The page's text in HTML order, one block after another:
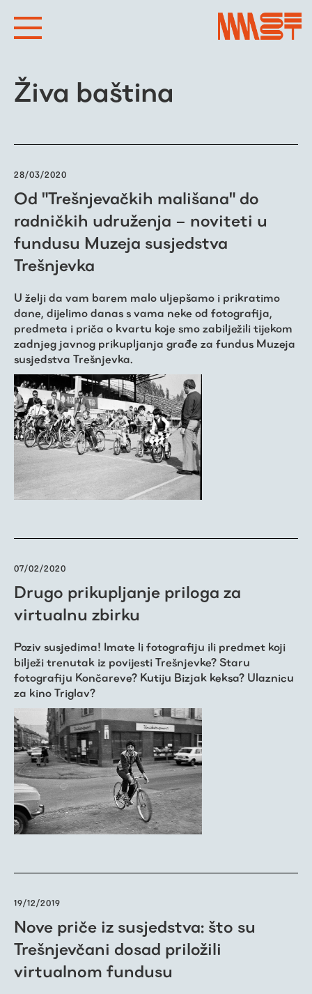
Virtualni fundus
Živa baština
Virtualni program
Trešnjevačka
Publikacije
O nama
Živa baština
28/03/2020
Od "Trešnjevačkih mališana" do
radničkih udruženja – noviteti u
fundusu Muzeja susjedstva
Trešnjevka
U želji da vam barem malo uljepšamo i prikratimo
dane, dijelimo danas s vama neke od fotografija,
predmeta i priča o kvartu koje smo zabilježili tijekom
zadnjeg javnog prikupljanja građe za fundus Muzeja
susjedstva Trešnjevka.
07/02/2020
Drugo prikupljanje priloga za
virtualnu zbirku
Poziv susjedima! Imate li fotografiju ili predmet koji
bilježi trenutak iz povijesti Trešnjevke? Staru
fotografiju Končareve? Kutiju Bizjak keksa? Ulaznicu
za kino Triglav?
19/12/2019
Nove priče iz susjedstva: što su
Trešnjevčani dosad priložili
virtualnom fundusu